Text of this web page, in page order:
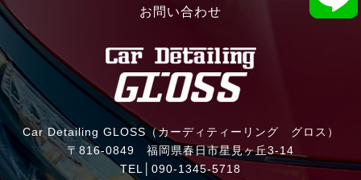
お問い合わせ
Car Detailing GLOSS（カーディティーリング グロス）
〒816-0849 福岡県春日市星見ヶ丘3-14
TEL│ 090-1345-5718